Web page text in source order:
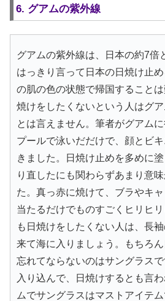
6. グアムの紫外線
グアムの紫外線は、日本の約7倍
はっきり言って日本の日焼け止
の肌の色の状態で帰国すること
焼けをしたくないという人はグ
とは言えません。筆者がグアム
プールで泳いだだけで、顔とビ
きました。日焼け止めを多めに
り直したにも関わらずあまり意
た。真っ赤に焼けて、ブラやキ
当たるだけでものすごくヒリヒ
も日焼けをしたくない人は、長
来て海に入りましょう。もちろん
忘れてならないのはサングラス
入り込んで、日焼けするとも言
ムでサングラスはマストアイテ